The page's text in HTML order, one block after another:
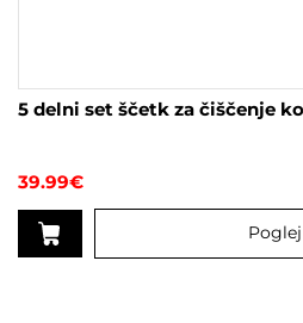
5 delni set ščetk za čiščenje
39.99€